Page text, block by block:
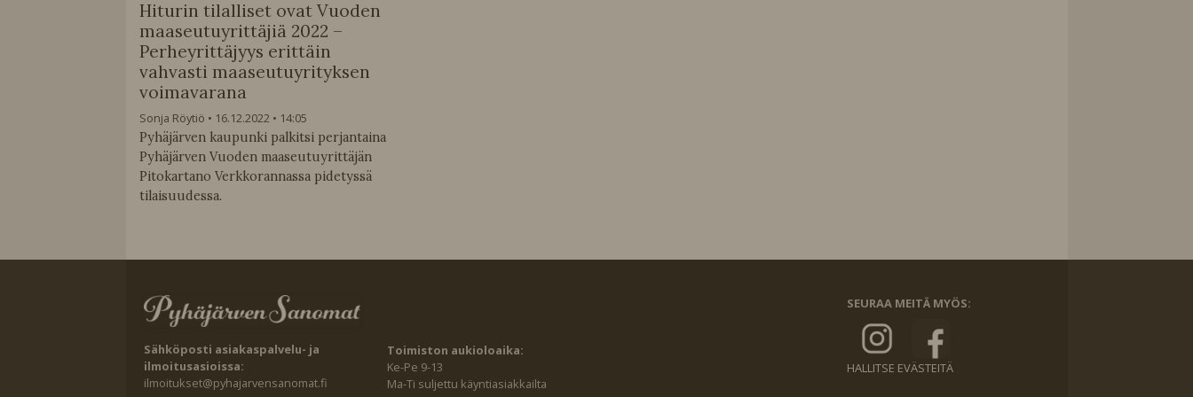
Hiturin tilalliset ovat Vuoden
maaseutuyrittäjiä 2022 –
Perheyrittäjyys erittäin
vahvasti maaseutuyrityksen
voimavarana
Sonja Röytiö 16.12.2022
14:05
Pyhäjärven kaupunki palkitsi perjantaina
Pyhäjärven Vuoden maaseutuyrittäjän
Pitokartano Verkkorannassa pidetyssä
tilaisuudessa.
Sähköposti asiakaspalvelu- ja
ilmoitusasioissa:
ilmoitukset@pyhajarvensanomat.fi
Toimiston aukioloaika:
Ke-Pe 9-13
Ma-Ti suljettu käyntiasiakkailta
SEURAA MEITÄ MYÖS:
HALLITSE EVÄSTEITÄ